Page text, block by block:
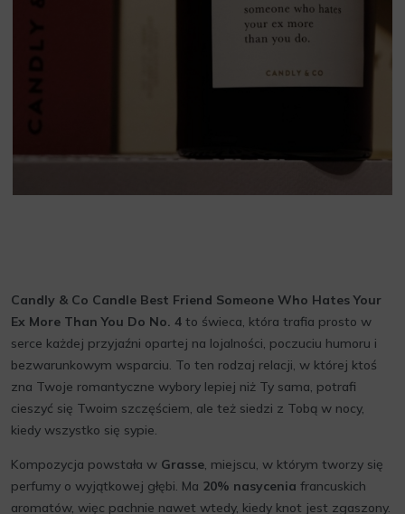
Candly & Co Candle Best Friend Someone Who Hates Your
Ex More Than You Do No. 4 to świeca, która trafia prosto w
serce każdej przyjaźni opartej na lojalności, poczuciu humoru i
bezwarunkowym wsparciu. To ten rodzaj relacji, w której ktoś
zna Twoje romantyczne wybory lepiej niż Ty sama, potrafi
cieszyć się Twoim szczęściem, ale też siedzi z Tobą w nocy,
kiedy wszystko się sypie.
Kompozycja powstała w Grasse, miejscu, w którym tworzy się
perfumy o wyjątkowej głębi. Ma 20% nasycenia francuskich
aromatów, więc pachnie nawet wtedy, kiedy knot jest zgaszony.